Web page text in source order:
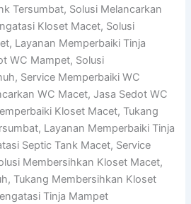
Tersumbat, Solusi Melancarkan
Kloset Macet, Solusi
Layanan Memperbaiki Tinja
WC Mampet, Solusi
Service Memperbaiki WC
WC Macet, Jasa Sedot WC
Kloset Macet, Tukang
Layanan Memperbaiki Tinja
Septic Tank Macet, Service
Membersihkan Kloset Macet,
Tukang Membersihkan Kloset
Tinja Mampet